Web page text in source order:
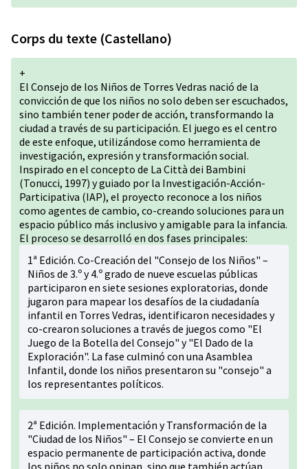
Corps du texte (Castellano)
+
El Consejo de los Niños de Torres Vedras nació de la
convicción de que los niños no solo deben ser escuchados,
sino también tener poder de acción, transformando la
ciudad a través de su participación. El juego es el centro
de este enfoque, utilizándose como herramienta de
investigación, expresión y transformación social.
Inspirado en el concepto de La Città dei Bambini
(Tonucci, 1997) y guiado por la Investigación-Acción-
Participativa (IAP), el proyecto reconoce a los niños
como agentes de cambio, co-creando soluciones para un
espacio público más inclusivo y amigable para la infancia.
El proceso se desarrolló en dos fases principales:
1ª Edición. Co-Creación del "Consejo de los Niños" –
Niños de 3.º y 4.º grado de nueve escuelas públicas
participaron en siete sesiones exploratorias, donde
jugaron para mapear los desafíos de la ciudadanía
infantil en Torres Vedras, identificaron necesidades y
co-crearon soluciones a través de juegos como "El
Juego de la Botella del Consejo" y "El Dado de la
Exploración". La fase culminó con una Asamblea
Infantil, donde los niños presentaron su "consejo" a
los representantes políticos.
2ª Edición. Implementación y Transformación de la
"Ciudad de los Niños" – El Consejo se convierte en un
espacio permanente de participación activa, donde
los niños no solo opinan, sino que también actúan,